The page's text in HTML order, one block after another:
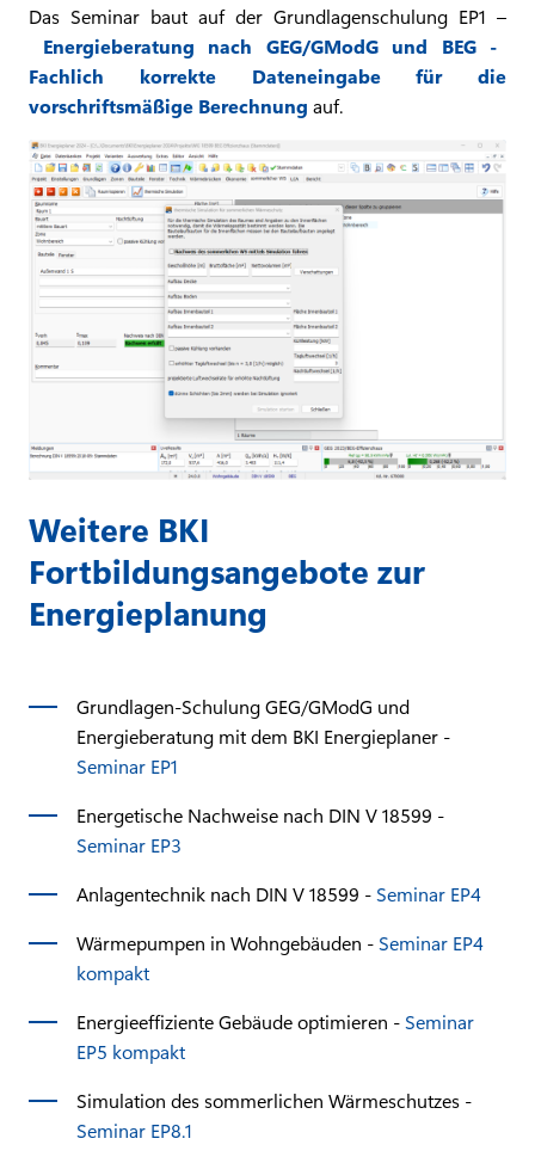
Das Seminar baut auf der Grundlagenschulung EP1 –
Energieberatung nach GEG/GModG und BEG -
Fachlich korrekte Dateneingabe für die
vorschriftsmäßige Berechnung auf.
Weitere BKI
Fortbildungsangebote zur
Energieplanung
Grundlagen-Schulung GEG/GModG und
Energieberatung mit dem BKI Energieplaner -
Seminar EP1
Energetische Nachweise nach DIN V 18599 -
Seminar EP3
Anlagentechnik nach DIN V 18599 -Seminar EP4
Wärmepumpen in Wohngebäuden -Seminar EP4
kompakt
Energieeffiziente Gebäude optimieren -Seminar
EP5 kompakt
Simulation des sommerlichen Wärmeschutzes -
Seminar EP8.1